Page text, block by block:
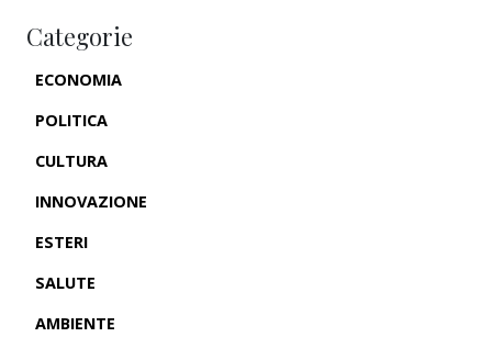
Categorie
ECONOMIA
POLITICA
CULTURA
INNOVAZIONE
ESTERI
SALUTE
AMBIENTE